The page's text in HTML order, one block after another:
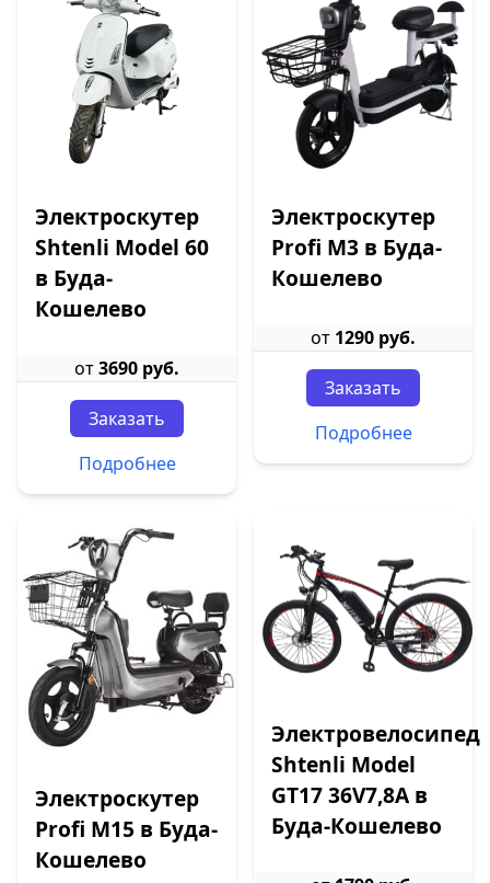
Электроскутер
Shtenli Model 60
в Буда-
Кошелево
от3690 руб.
Заказать
Подробнее
Электроскутер
Profi M3 в Буда-
Кошелево
от 1290 руб.
Заказать
Подробнее
Электроскутер
Profi M15 в Буда-
Кошелево
Электровелосипед
Shtenli Model
GT17 36V7,8А в
Буда-Кошелево